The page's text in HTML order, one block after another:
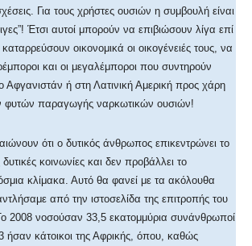
Για τους χρήστες ουσιών η συμβουλή είναι
Έτσι αυτοί μπορούν να επιβιώσουν λίγα επί
οικονομικά οι οικογένειές τους, να
και οι μεγαλέμποροι που συντηρούν
ή στη Λατινική Αμερική προς χάρη
παραγωγής ναρκωτικών ουσιών!
ότι ο δυτικός άνθρωπος επικεντρώνει το
κοινωνίες και δεν προβάλλει το
κλίμακα. Αυτό θα φανεί με τα ακόλουθα
από την ιστοσελίδα της επιτροπής του
2008 νοσούσαν 33,5 εκατομμύρια συνάνθρωποί
κάτοικοι της Αφρικής, όπου, καθώς